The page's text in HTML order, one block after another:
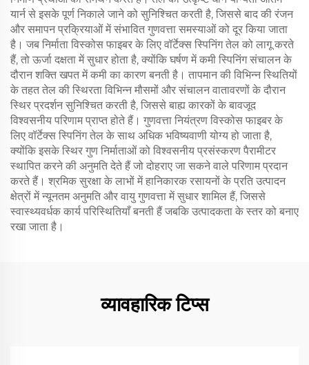
यार्न से इसके पूर्ण निकाले जाने को सुनिश्चित करती है, जिससे बाद की रंजन
और समापन प्रक्रियाओं में संभावित गुणवत्ता समस्याओं को दूर किया जाता
है। जब निर्माता विस्कोस फाइबर के लिए वॉर्टेक्स स्पिनिंग तेल को लागू करते
हैं, तो ऊर्जा दक्षता में सुधार होता है, क्योंकि घर्षण में कमी स्पिनिंग संचालन के
दौरान शक्ति खपत में कमी का कारण बनती है। तापमान की विभिन्न स्थितियों
के तहत तेल की स्थिरता विभिन्न मौसमों और संचालन वातावरणों के दौरान
स्थिर प्रदर्शन सुनिश्चित करती है, जिससे बाह्य कारकों के बावजूद
विश्वसनीय परिणाम प्राप्त होते हैं। गुणवत्ता नियंत्रण विस्कोस फाइबर के
लिए वॉर्टेक्स स्पिनिंग तेल के साथ अधिक भविष्यवाणी योग्य हो जाता है,
क्योंकि इसके स्थिर गुण निर्माताओं को विश्वसनीय प्रसंस्करण पैरामीटर
स्थापित करने की अनुमति देते हैं जो दोहराए जा सकने वाले परिणाम प्रदान
करते हैं। श्रमिक सुरक्षा के लाभों में हानिकारक रसायनों के प्रति उत्पादन
क्षेत्रों में न्यूनतम अनुमति और वायु गुणवत्ता में सुधार शामिल हैं, जिससे
स्वास्थ्यवर्धक कार्य परिस्थितियाँ बनती हैं जबकि उत्पादकता के स्तर को बनाए
रखा जाता है।
व्यावहारिक टिप्स